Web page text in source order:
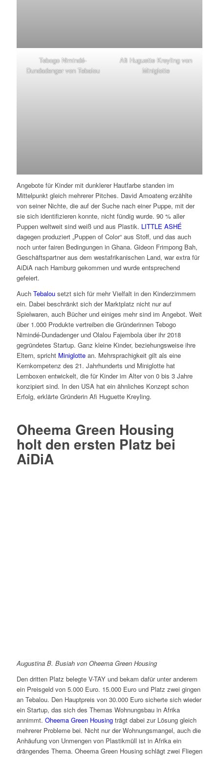
Tebogo Nimindé-
Dundadenger von Tebalou
Afi Huguette Kreyling von
Miniglotte
Angebote für Kinder mit dunklerer Hautfarbe standen im
Mittelpunkt gleich mehrerer Pitches. David Amoateng erzählte
von seiner Nichte, die auf der Suche nach einer Puppe, mit der
sie sich identifizieren konnte, nicht fündig wurde. 90 % aller
Puppen weltweit sind weiß und aus Plastik. LITTLE ASHÉ
dagegen produziert „Puppen of Color“ aus Stoff, und das auch
noch unter fairen Bedingungen in Ghana. Gideon Frimpong Bah,
Geschäftspartner aus dem westafrikanischen Land, war extra für
AiDiA nach Hamburg gekommen und wurde entsprechend
gefeiert.
Auch Tebalousetzt sich für mehr Vielfalt in den Kinderzimmern
ein. Dabei beschränkt sich der Marktplatz nicht nur auf
Spielwaren, auch Bücher und einiges mehr sind im Angebot. Weit
über 1.000 Produkte vertreiben die Gründerinnen Tebogo
Nimindé-Dundadenger und Olalou Fajembola über ihr 2018
gegründetes Startup. Ganz kleine Kinder, beziehungsweise ihre
Eltern, spricht Miniglottean. Mehrsprachigkeit gilt als eine
Kernkompetenz des 21. Jahrhunderts und Miniglotte hat
Lernboxen entwickelt, die für Kinder im Alter von 0 bis 3 Jahre
konzipiert sind. In den USA hat ein ähnliches Konzept schon
Erfolg, erklärte Gründerin Afi Huguette Kreyling.
Oheema Green Housing
holt den ersten Platz bei
AiDiA
Augustina B. Busiah von Oheema Green Housing
Den dritten Platz belegte V-TAY und bekam dafür unter anderem
ein Preisgeld von 5.000 Euro. 15.000 Euro und Platz zwei gingen
an Tebalou. Den Hauptpreis von 30.000 Euro sicherte sich wieder
ein Startup, das sich des Themas Wohnungsbau in Afrika
annimmt. Oheema Green Housingträgt dabei zur Lösung gleich
mehrerer Probleme bei. Nicht nur der Wohnungsmangel, auch die
Anhäufung von Unmengen von Plastikmüll ist in Afrika ein
drängendes Thema. Oheema Green Housing schlägt zwei Fliegen